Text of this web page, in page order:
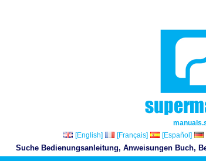
[English]
[Français] [Español]
Suche Bedienungsanleitung, Anweisungen Buch,